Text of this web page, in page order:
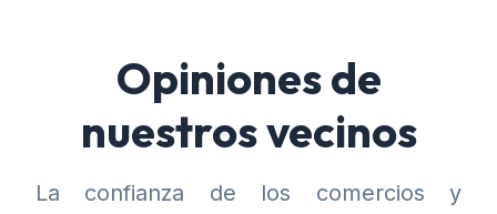
Opiniones de
nuestros vecinos
La confianza de los comercios y